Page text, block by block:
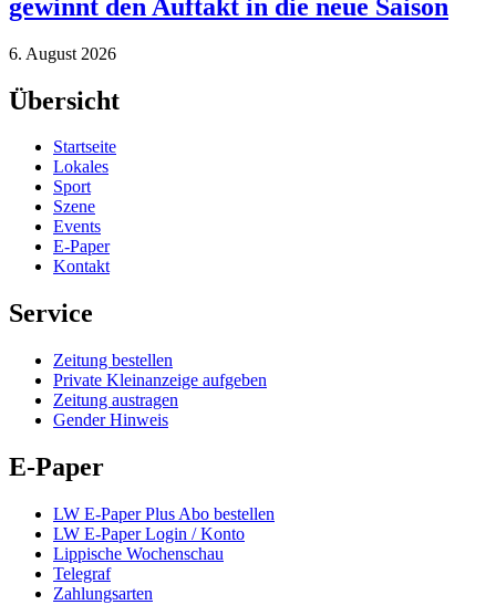
gewinnt den Auftakt in die neue Saison
6. August 2026
Übersicht
Startseite
Lokales
Sport
Szene
Events
E-Paper
Kontakt
Service
Zeitung bestellen
Private Kleinanzeige aufgeben
Zeitung austragen
Gender Hinweis
E-Paper
LW E-Paper Plus Abo bestellen
LW E-Paper Login / Konto
Lippische Wochenschau
Telegraf
Zahlungsarten